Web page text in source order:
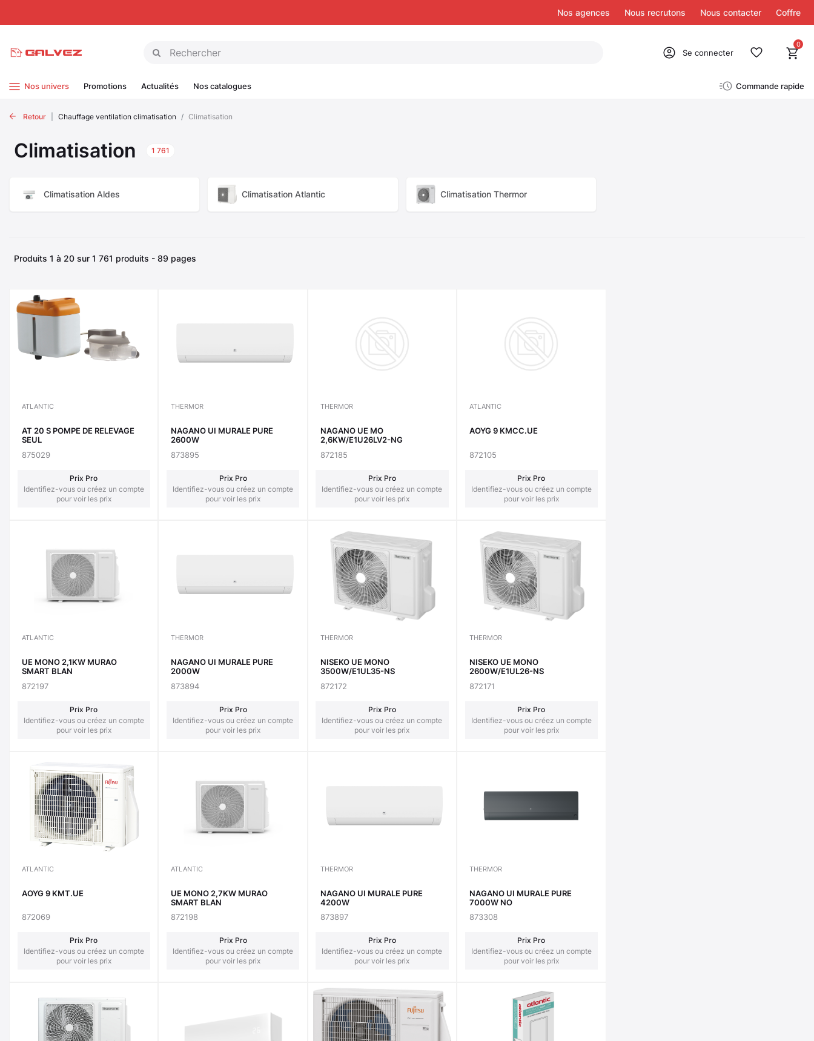
Nos agences Nous recrutons Nous contacter Coffre
Se connecter
0
Nos univers Promotions Actualités Nos catalogues Commande rapide
Retour Chauffage ventilation climatisation Climatisation
Climatisation 1 761
Climatisation Aldes Climatisation Atlantic Climatisation Thermor
Produits 1 à 20 sur 1 761 produits - 89 pages
ATLANTIC
AT 20 S POMPE DE RELEVAGE
SEUL
875029
Prix Pro
Identifiez-vous ou créez un compte
pour voir les prix
THERMOR
NAGANO UI MURALE PURE
2600W
873895
Prix Pro
Identifiez-vous ou créez un compte
pour voir les prix
THERMOR
NAGANO UE MO
2,6KW/E1U26LV2-NG
872185
Prix Pro
Identifiez-vous ou créez un compte
pour voir les prix
ATLANTIC
AOYG 9 KMCC.UE
872105
Prix Pro
Identifiez-vous ou créez un compte
pour voir les prix
ATLANTIC
UE MONO 2,1KW MURAO
SMART BLAN
872197
Prix Pro
Identifiez-vous ou créez un compte
pour voir les prix
THERMOR
NAGANO UI MURALE PURE
2000W
873894
Prix Pro
Identifiez-vous ou créez un compte
pour voir les prix
THERMOR
NISEKO UE MONO
3500W/E1UL35-NS
872172
Prix Pro
Identifiez-vous ou créez un compte
pour voir les prix
THERMOR
NISEKO UE MONO
2600W/E1UL26-NS
872171
Prix Pro
Identifiez-vous ou créez un compte
pour voir les prix
ATLANTIC
AOYG 9 KMT.UE
872069
Prix Pro
Identifiez-vous ou créez un compte
pour voir les prix
ATLANTIC
UE MONO 2,7KW MURAO
SMART BLAN
872198
Prix Pro
Identifiez-vous ou créez un compte
pour voir les prix
THERMOR
NAGANO UI MURALE PURE
4200W
873897
Prix Pro
Identifiez-vous ou créez un compte
pour voir les prix
THERMOR
NAGANO UI MURALE PURE
7000W NO
873308
Prix Pro
Identifiez-vous ou créez un compte
pour voir les prix